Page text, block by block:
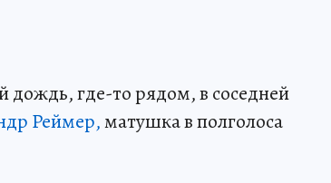
дождь, где-то рядом, в соседней
Реймер,матушка в полголоса